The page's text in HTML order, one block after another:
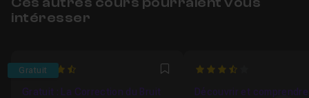
intéresser
Gratuit
4.5 Favori
Gratuit : La Correction du Bruit
3.3333333333333
Découvrir et